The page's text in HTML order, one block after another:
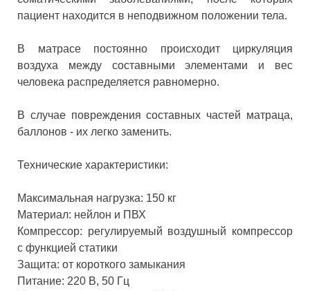
пациент находится в неподвижном положении тела.
В матрасе постоянно происходит циркуляция
воздуха между составными элементами и вес
человека распределяется равномерно.
В случае повреждения составных частей матраца,
баллонов - их легко заменить.
Технические характеристики:
Максимальная нагрузка: 150 кг
Материал: нейлон и ПВХ
Компрессор: регулируемый воздушный компрессор
с функцией статики
Защита: от короткого замыкания
Питание: 220 В, 50 Гц